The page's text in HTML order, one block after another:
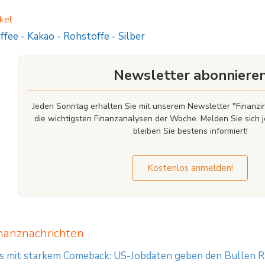
garantieren keine Erfolge in der Zukunft. Inhalte, Newsletter und
Amtsgericht Frankfurt am Main, Deutschland; Handelsregisternummer: HRB
- Kakao - Rohstoffe -Silber
Newsletter
Jeden Sonntag erhalten Sie mit unserem Newsletter
die wichtigsten Finanzanalysen der Woche. Melden Sie sich
bleiben Sie bestens informiert!
Kostenlos anmelden!
mit starkem Comeback: US-Jobdaten geben den Bullen